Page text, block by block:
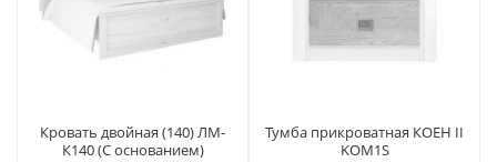
Кровать двойная (140) ЛМ-
К140 (С основанием)
Тумба прикроватная КОЕН II
KOM1S